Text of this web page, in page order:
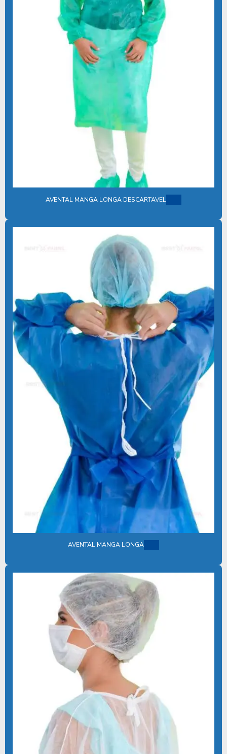
COMPRAR TOUCA DESCARTÁVEL TNT
COTAÇÃO KIT CIRÚRGICO DESCARTÁVEL
DESCARTÁVEIS PARA CLÍNICAS E HOSPITAIS
DESCARTÁVEIS PARA HOSPITAIS
DESCARTÁVEIS HOSPITALARES
DESCARTAVEIS MEDICOS
DESCARTAVEIS ODONTOLOGICOS
DESCARTÁVEIS ODONTOLÓGICOS
EQUIPAMENTOS DE PROTEÇÃO INDIVIDUAL HOSPITALAR
FABRICA DE AVENTAIS DESCARTAVEIS
FABRICA DE DESCARTAVEIS TNT
FABRICA DE ROUPAS DESCARTAVEIS
FABRICANTE DE AVENTAL HOSPITALAR DESCARTAVEL
FABRICANTE DE DESCARTÁVEIS EM TNT
FABRICANTE DE LENÇOL DESCARTAVEL TNT
FABRICANTE DE PRODUTOS CIRÚRGICOS DESCARTÁVEIS
FABRICANTE DE PRODUTOS HOSPITALARES ESTÉREIS
FORNECEDOR DE AVENTAL DESCARTAVEL
FORNECEDOR DE KIT CIRÚRGICO ESTÉRIL
FORNECEDOR KIT ODONTOLÓGICO
FORNECEDOR PROPÉ DESCARTÁVEL
FORNECEDOR SAPATILHA DESCARTÁVEL
FORNECEDORES DE AVENTAIS DESCARTAVEIS EM SP
FORNECEDORES DE AVENTAL HOSPITALAR DESCARTÁVEL
GORRO ACADEMICO
GORRO CIRURGICO
GORRO CIRURGICO PREÇO
INDUSTRIA DE PRODUTOS DESCARTAVEIS HOSPITALARES
INVOLUCRO PARA ESTERILIZAÇÃO
JALECO DESCARTÁVEL
JALECOS DESCARTAVEIS EM TNT
KIT BASICO ODONTOLOGICO
KIT CIRÚRGICO PARA CLÍNICAS MÉDICAS
KIT CIRÚRGICO PARA CONSULTÓRIO ODONTOLÓGICO
KIT CIRÚRGICO DESCARTÁVEL
KIT CIRÚRGICO DESCARTÁVEL ESTÉRIL
KIT CIRÚRGICO ESTÉRIL
AVENTAL MANGA LONGA DESCARTAVEL
AVENTAL MANGA LONGA